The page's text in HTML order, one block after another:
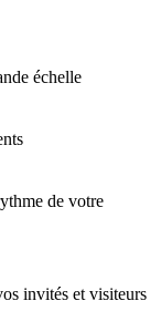
échelle
de votre
invités et visiteurs